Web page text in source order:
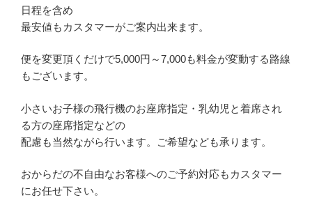
日程を含め
最安値もカスタマーがご案内出来ます。
便を変更頂くだけで5,000円～7,000も料金が変動する路線
もございます。
小さいお子様の飛行機のお座席指定・乳幼児と着席され
る方の座席指定などの
配慮も当然ながら行います。ご希望なども承ります。
おからだの不自由なお客様へのご予約対応もカスタマー
にお任せ下さい。